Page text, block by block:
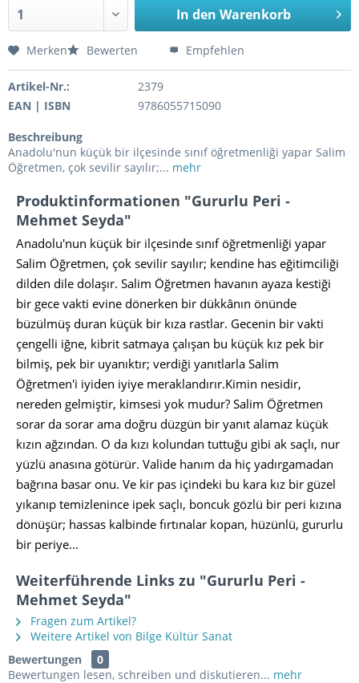
In den Warenkorb
Merken Bewerten Empfehlen
Artikel-Nr.:
2379
EAN | ISBN
9786055715090
Beschreibung
Anadolu'nun küçük bir ilçesinde sınıf öğretmenliği yapar Salim
Öğretmen, çok sevilir sayılır;... mehr
Produktinformationen "Gururlu Peri -
Mehmet Seyda"
Anadolu'nun küçük bir ilçesinde sınıf öğretmenliği yapar
Salim Öğretmen, çok sevilir sayılır; kendine has eğitimciliği
dilden dile dolaşır. Salim Öğretmen havanın ayaza kestiği
bir gece vakti evine dönerken bir dükkânın önünde
büzülmüş duran küçük bir kıza rastlar. Gecenin bir vakti
çengelli iğne, kibrit satmaya çalışan bu küçük kız pek bir
bilmiş, pek bir uyanıktır; verdiği yanıtlarla Salim
Öğretmen'i iyiden iyiye meraklandırır.Kimin nesidir,
nereden gelmiştir, kimsesi yok mudur? Salim Öğretmen
sorar da sorar ama doğru düzgün bir yanıt alamaz küçük
kızın ağzından. O da kızı kolundan tuttuğu gibi ak saçlı, nur
yüzlü anasına götürür. Valide hanım da hiç yadırgamadan
bağrına basar onu. Ve kir pas içindeki bu kara kız bir güzel
yıkanıp temizlenince ipek saçlı, boncuk gözlü bir peri kızına
dönüşür; hassas kalbinde fırtınalar kopan, hüzünlü, gururlu
bir periye…
Weiterführende Links zu "Gururlu Peri -
Mehmet Seyda"
Fragen zum Artikel?
Weitere Artikel von Bilge Kültür Sanat
Bewertungen
0
Bewertungen lesen, schreiben und diskutieren... mehr